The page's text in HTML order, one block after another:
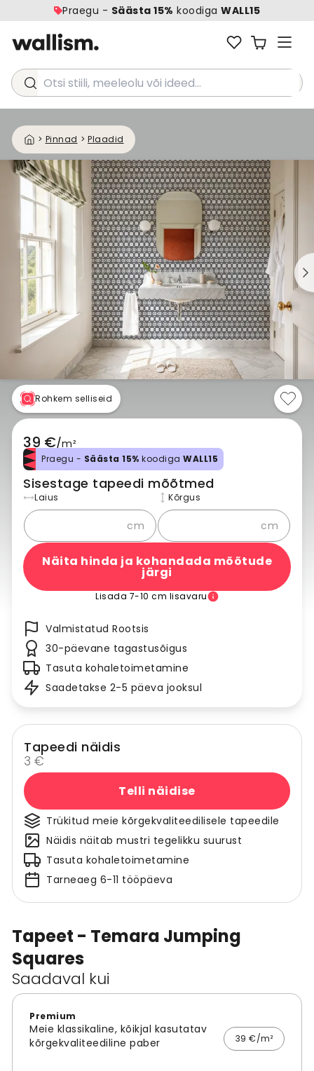
Praegu - Säästa 15% koodiga WALL15
Otsi stiili, meeleolu või ideed...
> Pinnad > Plaadid
Tapeet - Temara Jumping
Squares
Saadaval kui
Premium
Meie klassikaline, kõikjal kasutatav
kõrgekvaliteediline paber
39 €/m²
Rohkem selliseid
39 €/m²
Praegu - Säästa 15% koodiga WALL15
Sisestage tapeedi mõõtmed
Laius
cm
Kõrgus
cm
Näita hinda ja kohandada mõõtude
järgi
Lisada 7-10 cm lisavaru
Valmistatud Rootsis
30-päevane tagastusõigus
Tasuta kohaletoimetamine
Saadetakse 2-5 päeva jooksul
Tapeedi näidis
3 €
Telli näidise
Trükitud meie kõrgekvaliteedilisele tapeedile
Näidis näitab mustri tegelikku suurust
Tasuta kohaletoimetamine
Tarneaeg 6-11 tööpäeva